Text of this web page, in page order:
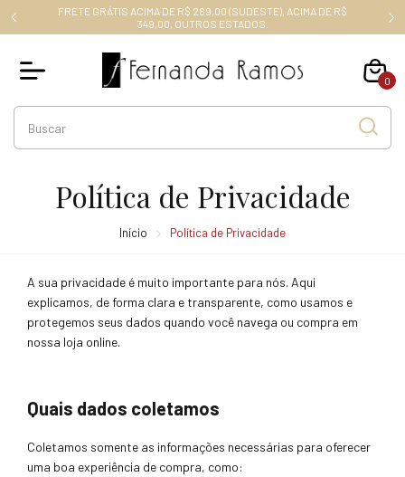
FRETE GRÁTIS ACIMA DE R$ 289,00 (SUDESTE), ACIMA DE R$
349,00, OUTROS ESTADOS.
0
Política de Privacidade
Início Política de Privacidade
A sua privacidade é muito importante para nós. Aqui
explicamos, de forma clara e transparente, como usamos e
protegemos seus dados quando você navega ou compra em
nossa loja online.
Quais dados coletamos
Coletamos somente as informações necessárias para oferecer
uma boa experiência de compra, como: